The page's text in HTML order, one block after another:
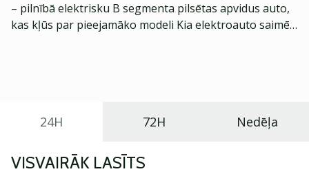
– pilnībā elektrisku B segmenta pilsētas apvidus auto,
kas kļūs par pieejamāko modeli Kia elektroauto saimē
24H 72H Nedēļa
VISVAIRĀK LASĪTS